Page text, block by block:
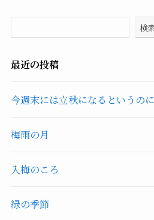
検
最近の投稿
今週末には立秋になるというのに
梅雨の月
入梅のころ
緑の季節